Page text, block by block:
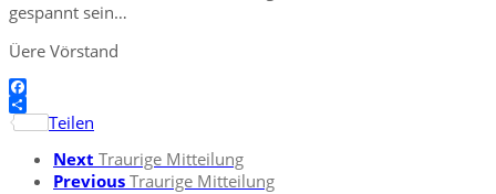
gespannt sein…
Üere Vörstand
Facebook
Teilen
Next Traurige Mitteilung
Previous Traurige Mitteilung